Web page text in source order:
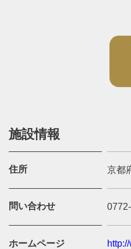
施設情報
住所 京都
問い合わせ
ホームページ